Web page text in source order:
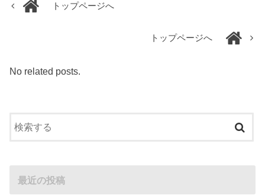
トップページへ
トップページへ
No related posts.
最近の投稿